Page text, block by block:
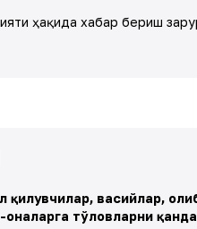
ҳақида хабар бериш
қилувчилар, васийлар,
оналарга тўловларни